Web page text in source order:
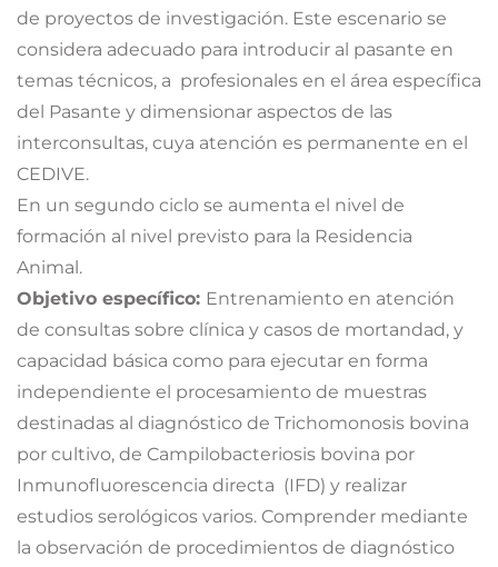
de proyectos de investigación. Este escenario se
considera adecuado para introducir al pasante en
temas técnicos, a profesionales en el área específica
del Pasante y dimensionar aspectos de las
interconsultas, cuya atención es permanente en el
CEDIVE.
En un segundo ciclo se aumenta el nivel de
formación al nivel previsto para la Residencia
Animal.
Objetivo específico: Entrenamiento en atención
de consultas sobre clínica y casos de mortandad, y
capacidad básica como para ejecutar en forma
independiente el procesamiento de muestras
destinadas al diagnóstico de Trichomonosis bovina
por cultivo, de Campilobacteriosis bovina por
Inmunofluorescencia directa (IFD) y realizar
estudios serológicos varios. Comprender mediante
la observación de procedimientos de diagnóstico